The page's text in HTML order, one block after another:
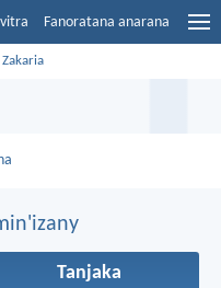
Fanoratana anarana
Zakaria
Tanjaka